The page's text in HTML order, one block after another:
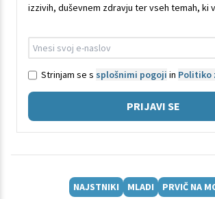
izzivih, duševnem zdravju ter vseh temah, ki
Strinjam se s splošnimi pogoji in Politiko
PRIJAVI SE
NAJSTNIKI MLADI PRVIČ NA